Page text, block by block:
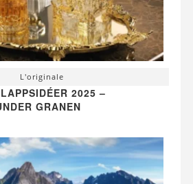
L'originale
2025 –
GRANEN